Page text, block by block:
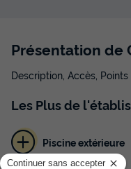
Présentation de
Description, Accès,
Les Plusde
Piscine extérieure